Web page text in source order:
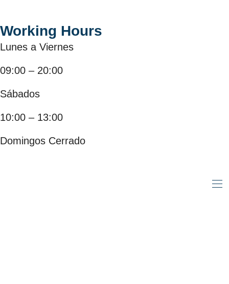
Working Hours
Lunes a Viernes
09:00 – 20:00
Sábados
10:00 – 13:00
Domingos Cerrado